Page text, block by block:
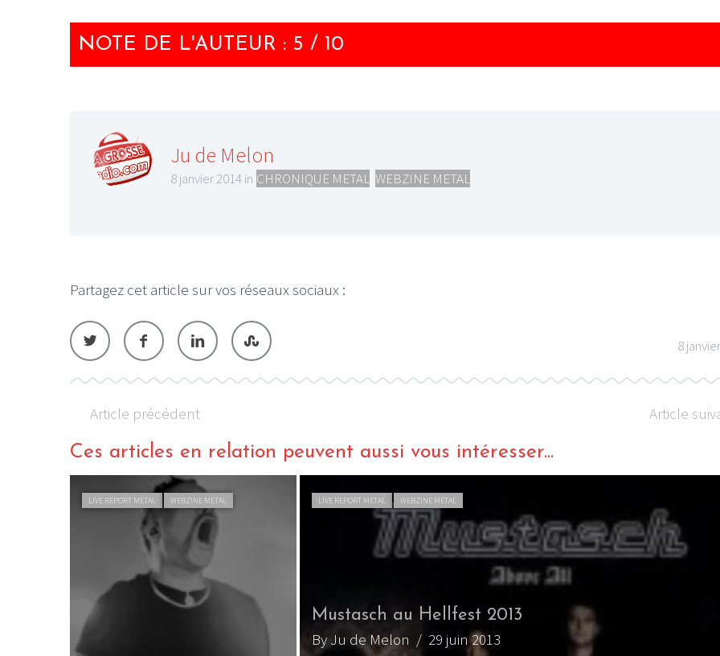
NOTE DE L'AUTEUR : 5 / 10
Ju de Melon
8 janvier 2014 in CHRONIQUE METAL WEBZINE METAL
Partagez cet article sur vos réseaux sociaux :
8
Article précédent Article
Ces articles en relation peuvent aussi vous intéresser...
LIVE REPORT METAL WEBZINE METAL LIVE REPORT METAL WEBZINE METAL
Mustasch au Hellfest 2013
By Ju de Melon / 29 juin 2013